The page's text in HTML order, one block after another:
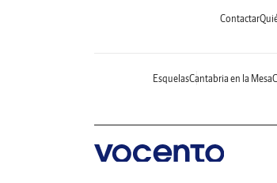
Contactar
EsquelasCantabria en la Mesa